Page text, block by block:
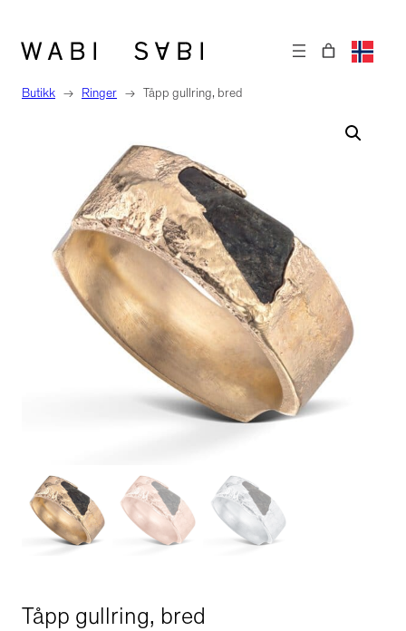
Hopp
innhold
Butikk → Ringer → Tåpp gullring, bred
Tåpp gullring, bred